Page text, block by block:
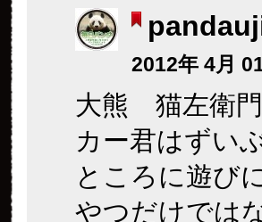
2012年 4月
大熊 猫左衛
カー君はずい
ところに遊び
やつだけでは